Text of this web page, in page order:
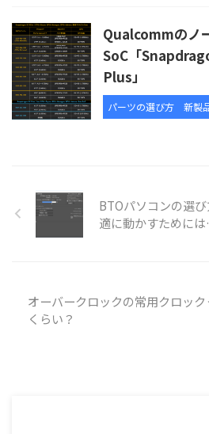
Qualcommのノ
SoC「
Plus」
パーツの選び方 新製
BTOパソコンの選
適に動かすために
オーバークロックの常用クロッ
くらい？